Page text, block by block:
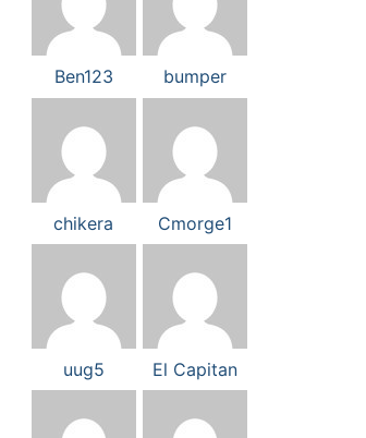
Ben123 bumper
chikera Cmorge1
uug5 El Capitan